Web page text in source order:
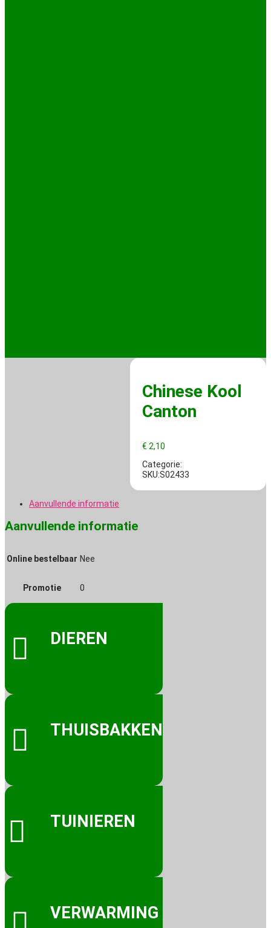
Chinese Kool
Canton
€ 2,10
Categorie:
SKU:S02433
Aanvullende informatie
Aanvullende informatie
Online bestelbaar Nee
Promotie 0
 DIEREN
 THUISBAKKEN
 TUINIEREN
VERWARMING